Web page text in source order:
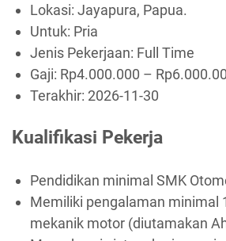
Lokasi: Jayapura, Papua.
Untuk: Pria
Jenis Pekerjaan: Full Time
Gaji: Rp4.000.000 – Rp
Terakhir: 2026-11-30
Kualifikasi Pekerja
Pendidikan minimal SMK
Memiliki pengalaman minimal
mekanik motor (diutamakan